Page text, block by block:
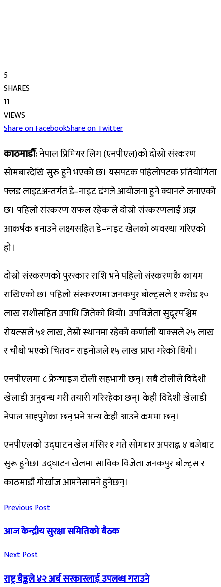
5
SHARES
11
VIEWS
Share on FacebookShare on Twitter
काठमाडौँ:नेपाल प्रिमियर लिग (एनपीएल)को दोस्रो संस्करण
सोमबारदेखि सुरु हुने भएको छ। यसपटक पहिलोपटक प्रतियोगिता
फ्लड लाइटअन्तर्गत डे–नाइट ढंगले आयोजना हुने क्यानले जनाएको
छ। पहिलो संस्करण सफल रहेकाले दोस्रो संस्करणलाई अझ
आकर्षक बनाउने लक्ष्यसहित डे–नाइट खेलको व्यवस्था गरिएको
हो।
दोस्रो संस्करणको पुरस्कार राशि भने पहिलो संस्करणकै कायम
राखिएको छ। पहिलो संस्करणमा जनकपुर बोल्ट्सले १ करोड १०
लाख राशीसहित उपाधि जितेको थियो। उपविजेता सुदूरपश्चिम
रोयल्सले ५१ लाख, तेस्रो स्थानमा रहेको कर्णाली याक्सले २५ लाख
र चौथो भएको चितवन राइनोजले १५ लाख प्राप्त गरेको थियो।
एनपीएलमा ८ फ्रेन्चाइज टोली सहभागी छन्। सबै टोलीले विदेशी
खेलाडी अनुबन्ध गरी तयारी गरिरहेका छन्। केही विदेशी खेलाडी
नेपाल आइपुगेका छन् भने अन्य केही आउने क्रममा छन्।
एनपीएलको उद्घाटन खेल मंसिर १ गते सोमबार अपराह्न ४ बजेबाट
सुरू हुनेछ। उद्घाटन खेलमा साविक विजेता जनकपुर बोल्ट्स र
काठमाडौं गोर्खाज आमनेसामने हुनेछन्।
Previous Post
आज केन्द्रीय सुरक्षा समितिको बैठक
Next Post
राष्ट्र बैङ्कले ४२ अर्ब सरकारलाई उपलब्ध गराउने